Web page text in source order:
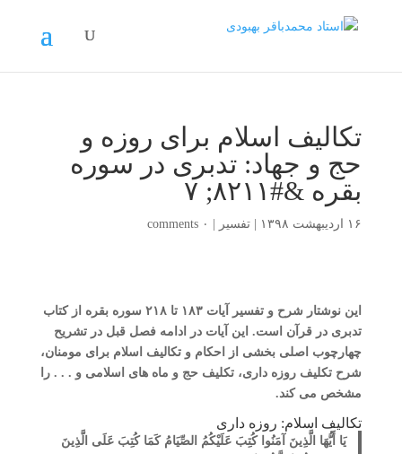
تکالیف اسلام برای روزه و
حج و جهاد: تدبری در سوره
بقره &#۸۲۱۱; ۷
۱۶ اردیبهشت ۱۳۹۸ تفسیر ۰ comments
این نوشتار شرح و تفسیر آیات ۱۸۳ تا ۲۱۸ سوره بقره از کتاب
تدبری در قرآن است. این آیات در ادامه فصل قبل در تشریح
چهارچوب اصلی بخشی از احکام و تکالیف اسلام برای مومنان،
شرح تکلیف روزه داری، تکلیف حج و ماه های اسلامی و . . . را
مشخص می کند.
تکالیف اسلام: روزه داری
یَا أَیُّهَا الَّذِینَ آمَنُوا کُتِبَ عَلَیْکُمُ الصِّیَامُ کَمَا کُتِبَ عَلَی الَّذِینَ